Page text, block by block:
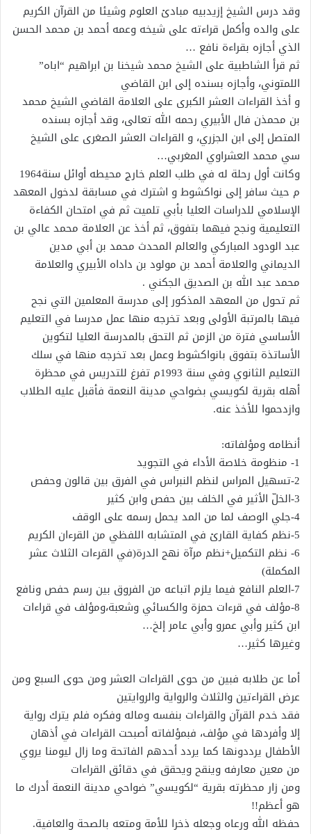
وقد درس الشيخ إزيدبيه مبادئ العلوم وشيئا من القرآن الكريم
على والده وأكمل قراءته على شيخه وعمه أحمد بن محمد الحسن
الذي أجازه بقراءة نافع …
ثم قرأ الشاطبية على الشيخ محمد شيخنا بن ابراهيم “اباه”
اللمتوني، وأجازه بسنده إلى ابن القاضي
و أخذ القراءات العشر الكبرى على العلامة القاضي الشيخ محمد
بن محمذن فال الأبيري رحمه الله تعالى، وقد أجازه بسنده
المتصل إلى ابن الجزري، و القراءات العشر الصغرى على الشيخ
سي محمد العشراوي المغربي…
وكانت أول رحلة له في طلب العلم خارج محيطه أوائل سنة1964
م حيث سافر إلى نواكشوط و اشترك في مسابقة لدخول المعهد
الإسلامي للدراسات العليا بأبي تلميت ثم في امتحان الكفاءة
التعليمية ونجح فيهما بتفوق، ثم أخذ عن العلامة محمد عالي بن
عبد الودود المباركي والعالم المحدث محمد بن أبي مدين
الديماني والعلامة أحمد بن مولود بن داداه الأبيري والعلامة
محمد عبد الله بن الصديق الجكني .
ثم تحول من المعهد المذكور إلى مدرسة المعلمين التي نجح
فيها بالمرتبة الأولى وبعد تخرجه منها عمل مدرسا في التعليم
الأساسي فترة من الزمن ثم التحق بالمدرسة العليا لتكوين
الأساتذة بتفوق بانواكشوط وعمل بعد تخرجه منها في سلك
التعليم الثانوي وفي سنة 1993م تفرغ للتدريس في محظرة
أهله بقرية لكويسي بضواحي مدينة النعمة فأقبل عليه الطلاب
وازدحموا للأخذ عنه.
أنظامه ومؤلفاته:
1- منظومة خلاصة الأداء في التجويد
2-تسهيل المراس لنظم النبراس في الفرق بين قالون وحفص
3-الخلّ الأثير في الخلف بين حفص وابن كثير
4-جلي الوصف لما من المد يحمل رسمه على الوقف
5-نظم كفاية القارئ في المتشابه اللفظي من القرءان الكريم
6- نظم التكميل+نظم مرآة نهج الدرة(في القرءات الثلاث عشر
المكملة)
7-العلم النافع فيما يلزم اتباعه من الفروق بين رسم حفص ونافع
8-مؤلف في قرءات حمزة والكسائي وشعبة،ومؤلف في قراءات
ابن كثير وأبي عمرو وأبي عامر إلخ…
وغيرها كثير…
أما عن طلابه فبين من حوى القراءات العشر ومن حوى السبع ومن
عرض القراءتين والثلاث والرواية والروايتين
فقد خدم القرآن والقراءات بنفسه وماله وفكره فلم يترك رواية
إلا وأفردها في مؤلف، فبمؤلفاته أصبحت القراءات في أذهان
الأطفال يرددونها كما يردد أحدهم الفاتحة وما زال ليومنا يروي
من معين معارفه وينقح ويحقق في دقائق القراءات
ومن زار محظرته بقرية “لكويسي” ضواحي مدينة النعمة أدرك ما
هو أعظم!!
حفظه الله ورعاه وجعله ذخرا للأمة ومتعه بالصحة والعافية.